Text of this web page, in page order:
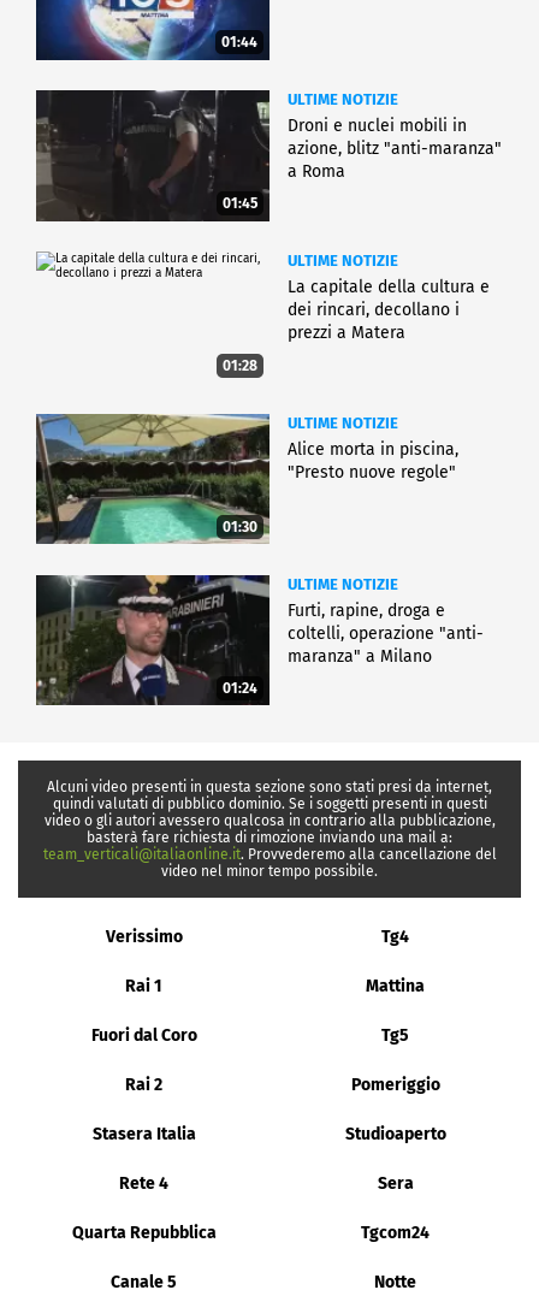
01:44
01:45
ULTIME NOTIZIE
Droni e nuclei mobili in
azione, blitz "anti-maranza"
a Roma
01:28
ULTIME NOTIZIE
La capitale della cultura e
dei rincari, decollano i
prezzi a Matera
01:30
ULTIME NOTIZIE
Alice morta in piscina,
"Presto nuove regole"
01:24
ULTIME NOTIZIE
Furti, rapine, droga e
coltelli, operazione "anti-
maranza" a Milano
Alcuni video presenti in questa sezione sono stati presi da internet,
quindi valutati di pubblico dominio. Se i soggetti presenti in questi
video o gli autori avessero qualcosa in contrario alla pubblicazione,
basterà fare richiesta di rimozione inviando una mail a:
team_verticali@italiaonline.it. Provvederemo alla cancellazione del
video nel minor tempo possibile.
Verissimo Tg4
Rai 1 Mattina
Fuori dal Coro Tg5
Rai 2 Pomeriggio
Stasera Italia Studioaperto
Rete 4 Sera
Quarta Repubblica Tgcom24
Canale 5 Notte